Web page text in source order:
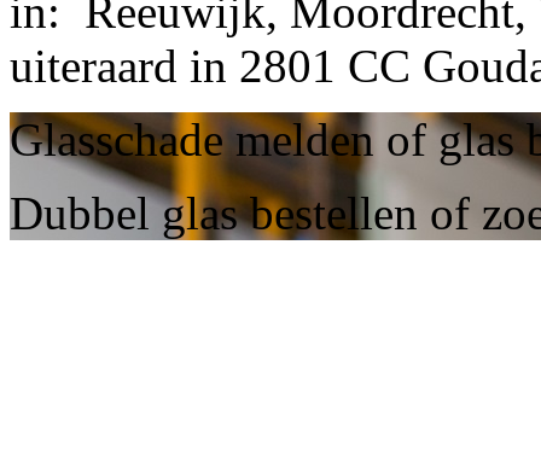
in: Reeuwijk, Moordrecht,
uiteraard in 2801 CC
Glasschade melden of glas
Dubbel glas bestellen of